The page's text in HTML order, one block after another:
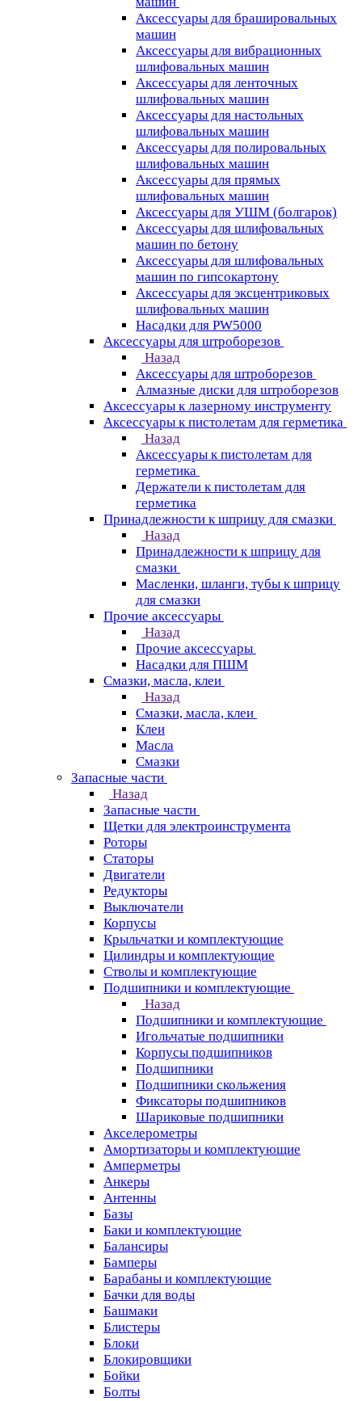
Аксессуары для брашировальных
машин
Аксессуары для вибрационных
шлифовальных машин
Аксессуары для ленточных
шлифовальных машин
Аксессуары для настольных
шлифовальных машин
Аксессуары для полировальных
шлифовальных машин
Аксессуары для прямых
шлифовальных машин
Аксессуары для УШМ (болгарок)
Аксессуары для шлифовальных
машин по бетону
Аксессуары для шлифовальных
машин по гипсокартону
Аксессуары для эксцентриковых
шлифовальных машин
Насадки для PW5000
Аксессуары для штроборезов
Назад
Аксессуары для штроборезов
Алмазные диски для штроборезов
Аксессуары к лазерному инструменту
Аксессуары к пистолетам для герметика
Назад
Аксессуары к пистолетам для
герметика
Держатели к пистолетам для
герметика
Принадлежности к шприцу для смазки
Назад
Принадлежности к шприцу для
смазки
Масленки, шланги, тубы к шприцу
для смазки
Прочие аксессуары
Назад
Прочие аксессуары
Насадки для ПШМ
Смазки, масла, клеи
Назад
Смазки, масла, клеи
Клеи
Масла
Смазки
Запасные части
Назад
Запасные части
Щетки для электроинструмента
Роторы
Статоры
Двигатели
Редукторы
Выключатели
Корпусы
Крыльчатки и комплектующие
Цилиндры и комплектующие
Стволы и комплектующие
Подшипники и комплектующие
Назад
Подшипники и комплектующие
Игольчатые подшипники
Корпусы подшипников
Подшипники
Подшипники скольжения
Фиксаторы подшипников
Шариковые подшипники
Акселерометры
Амортизаторы и комплектующие
Амперметры
Анкеры
Антенны
Базы
Баки и комплектующие
Балансиры
Бамперы
Барабаны и комплектующие
Бачки для воды
Башмаки
Блистеры
Блоки
Блокировщики
Бойки
Болты